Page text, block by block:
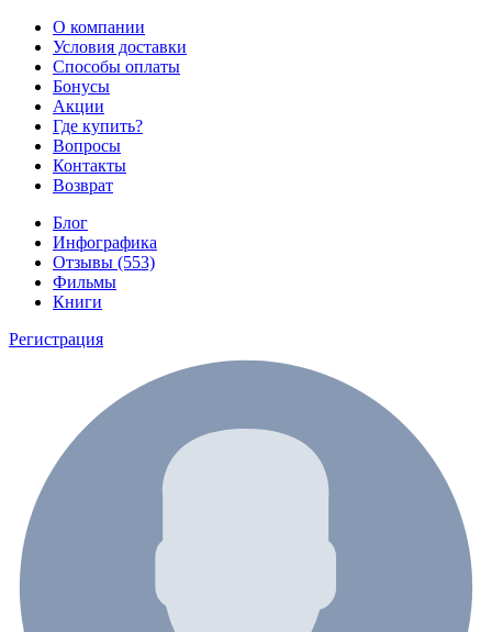
О компании
Условия доставки
Способы оплаты
Бонусы
Акции
Где купить?
Вопросы
Контакты
Возврат
Блог
Инфографика
Отзывы (553)
Фильмы
Книги
Регистрация